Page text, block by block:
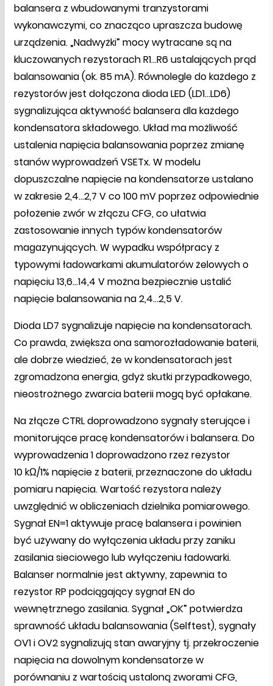
balansera z wbudowanymi tranzystorami
wykonawczymi, co znacząco upraszcza budowę
urządzenia. „Nadwyżki” mocy wytracane są na
kluczowanych rezystorach R1…R6 ustalających prąd
balansowania (ok. 85 mA). Równolegle do każdego z
rezystorów jest dołączona dioda LED (LD1…LD6)
sygnalizująca aktywność balansera dla każdego
kondensatora składowego. Układ ma możliwość
ustalenia napięcia balansowania poprzez zmianę
stanów wyprowadzeń VSETx. W modelu
dopuszczalne napięcie na kondensatorze ustalano
w zakresie 2,4…2,7 V co 100 mV poprzez odpowiednie
położenie zwór w złączu CFG, co ułatwia
zastosowanie innych typów kondensatorów
magazynujących. W wypadku współpracy z
typowymi ładowarkami akumulatorów żelowych o
napięciu 13,6…14,4 V można bezpiecznie ustalić
napięcie balansowania na 2,4…2,5 V.
Dioda LD7 sygnalizuje napięcie na kondensatorach.
Co prawda, zwiększa ona samorozładowanie baterii,
ale dobrze wiedzieć, że w kondensatorach jest
zgromadzona energia, gdyż skutki przypadkowego,
nieostrożnego zwarcia baterii mogą być opłakane.
Na złącze CTRL doprowadzono sygnały sterujące i
monitorujące pracę kondensatorów i balansera. Do
wyprowadzenia 1 doprowadzono rzez rezystor
10 kΩ/1% napięcie z baterii, przeznaczone do układu
pomiaru napięcia. Wartość rezystora należy
uwzględnić w obliczeniach dzielnika pomiarowego.
Sygnał EN=1 aktywuje pracę balansera i powinien
być używany do wyłączenia układu przy zaniku
zasilania sieciowego lub wyłączeniu ładowarki.
Balanser normalnie jest aktywny, zapewnia to
rezystor RP podciągający sygnał EN do
wewnętrznego zasilania. Sygnał „OK” potwierdza
sprawność układu balansowania (Selftest), sygnały
OV1 i OV2 sygnalizują stan awaryjny tj. przekroczenie
napięcia na dowolnym kondensatorze w
porównaniu z wartością ustaloną zworami CFG,